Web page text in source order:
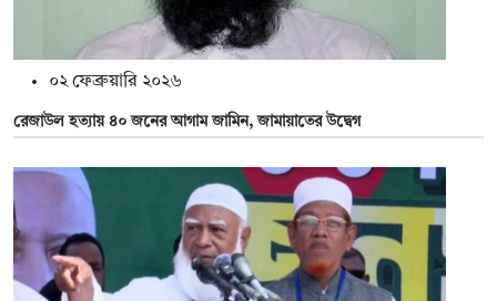
০২ ফেব্রুয়ারি ২০২৬
রেজাউল হত্যায় ৪০ জনের আগাম জামিন, জামায়াতের উদ্বেগ